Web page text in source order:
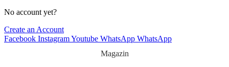
No account yet?
Create an Account
Facebook InstagramYoutube WhatsApp WhatsApp
Magazin